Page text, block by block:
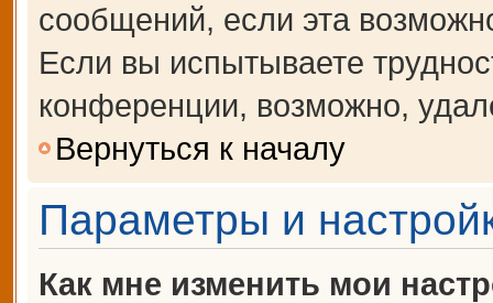
сообщений, если эта
Если вы испытываете
конференции, возможно,
Вернуться к началу
Параметры и
Как мне изменить мои